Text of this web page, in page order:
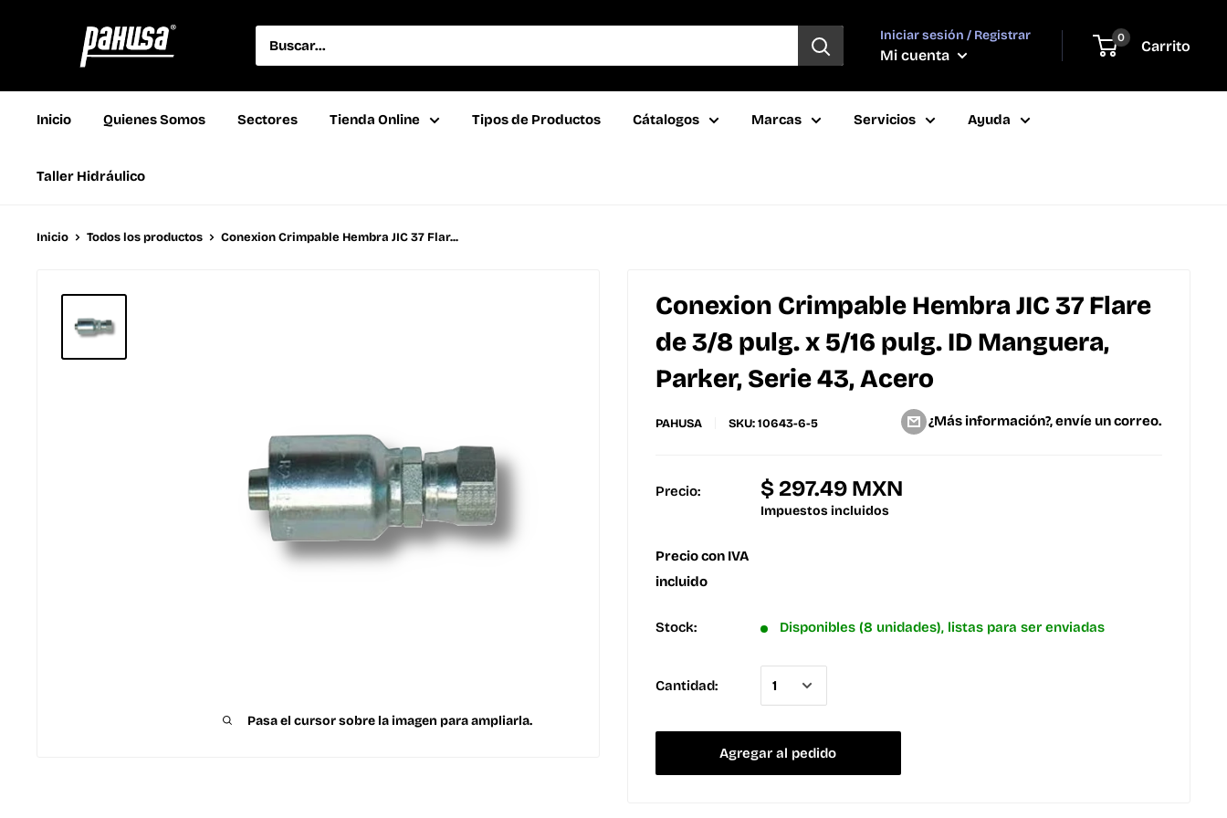
Iniciar sesión / Registrar
Mi cuenta
0 Carrito
Inicio Quienes Somos Sectores Tienda Online Tipos de Productos Cátalogos Marcas Servicios Ayuda
Taller Hidráulico
Inicio Todos los productos Conexion Crimpable Hembra JIC 37 Flar...
Pasa el cursor sobre la imagen para ampliarla.
Conexion Crimpable Hembra JIC 37 Flare
de 3/8 pulg. x 5/16 pulg. ID Manguera,
Parker, Serie 43, Acero
PAHUSA SKU:10643-6-5 ¿Más información?, envíe un correo.
Precio: $ 297.49 MXN
Impuestos incluidos
Precio con IVA
incluido
Stock: Disponibles (8 unidades), listas para ser enviadas
Cantidad:
Agregar al pedido